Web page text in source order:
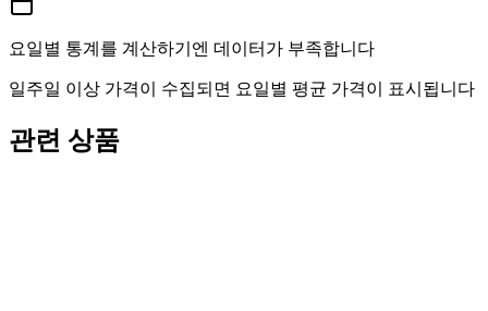
요일별 통계를 계산하기엔 데이터가 부족합니다
일주일 이상 가격이 수집되면 요일별 평균 가격이 표시됩니다
관련 상품